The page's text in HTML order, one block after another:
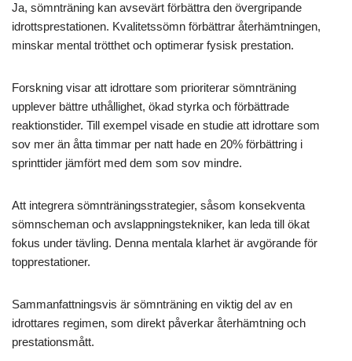
Ja, sömnträning kan avsevärt förbättra den övergripande
idrottsprestationen. Kvalitetssömn förbättrar återhämtningen,
minskar mental trötthet och optimerar fysisk prestation.
Forskning visar att idrottare som prioriterar sömnträning
upplever bättre uthållighet, ökad styrka och förbättrade
reaktionstider. Till exempel visade en studie att idrottare som
sov mer än åtta timmar per natt hade en 20% förbättring i
sprinttider jämfört med dem som sov mindre.
Att integrera sömnträningsstrategier, såsom konsekventa
sömnscheman och avslappningstekniker, kan leda till ökat
fokus under tävling. Denna mentala klarhet är avgörande för
topprestationer.
Sammanfattningsvis är sömnträning en viktig del av en
idrottares regimen, som direkt påverkar återhämtning och
prestationsmått.